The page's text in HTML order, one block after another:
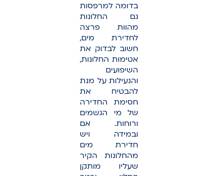
בדומה למרפסות
גם החלונות
מהוות פרצה
לחדירת מים,
חשוב לבדוק את
אטימות החלונות,
השיפועים
והנעילות על מנת
להבטיח את
חסימת החדירה
של מי הגשמים
ורוחות. אם
ובמידה ויש
חדירת מים
מהחלונות הקיר
שעליו מותקן